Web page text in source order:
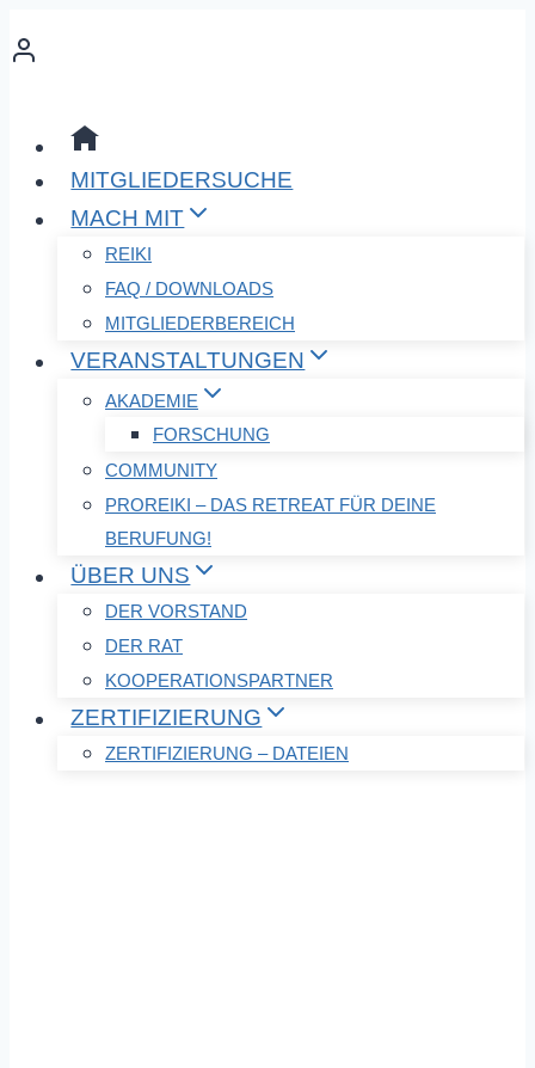
Inhalt
MITGLIEDERSUCHE
MACH MIT
REIKI
FAQ / DOWNLOADS
MITGLIEDERBEREICH
VERANSTALTUNGEN
AKADEMIE
FORSCHUNG
COMMUNITY
PROREIKI – DAS RETREAT FÜR DEINE
BERUFUNG!
ÜBER UNS
DER VORSTAND
DER RAT
KOOPERATIONSPARTNER
ZERTIFIZIERUNG
ZERTIFIZIERUNG – DATEIEN